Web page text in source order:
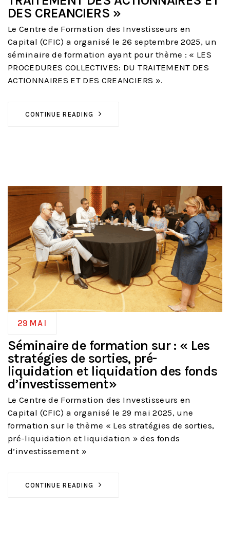
DES CREANCIERS »
Le Centre de Formation des Investisseurs en
Capital (CFIC) a organisé le 26 septembre 2025, un
séminaire de formation ayant pour thème : « LES
PROCEDURES COLLECTIVES: DU TRAITEMENT DES
ACTIONNAIRES ET DES CREANCIERS ».
CONTINUE READING
29 MAI
Séminaire de formation sur : « Les
stratégies de sorties, pré-
liquidation et liquidation des fonds
d’investissement»
Le Centre de Formation des Investisseurs en
Capital (CFIC) a organisé le 29 mai 2025, une
formation sur le thème « Les stratégies de sorties,
pré-liquidation et liquidation » des fonds
d’investissement »
CONTINUE READING